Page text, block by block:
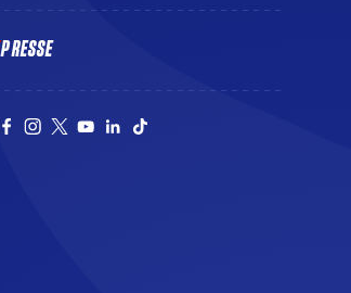
PRESSE